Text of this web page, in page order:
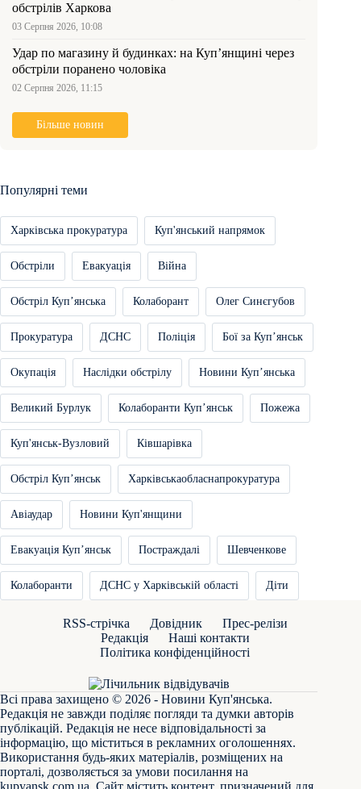
обстрілів Харкова
03 Серпня 2026, 10:08
Удар по магазину й будинках: на Куп’янщині через
обстріли поранено чоловіка
02 Серпня 2026, 11:15
Більше новин
Популярні теми
Харківська прокуратура Куп'янський напрямок
Обстріли Евакуація Війна
Обстріл Купʼянська Колаборант Олег Синєгубов
Прокуратура ДСНС Поліція Бої за Купʼянськ
Окупація Наслідки обстрілу Новини Купʼянська
Великий Бурлук Колаборанти Купʼянськ Пожежа
Куп'янськ-Вузловий Ківшарівка
Обстріл Купʼянськ Харківськаобласнапрокуратура
Авіаудар Новини Куп'янщини
Евакуація Купʼянськ Постраждалі Шевченкове
Колаборанти ДСНС у Харківській області Діти
RSS-стрічка Довідник
Прес-релізи
Редакція
Наші контакти
Політика конфіденційності
Всі права захищено © 2026 - Новини Куп'янська.
Редакція не завжди поділяє погляди та думки авторів
публікацій. Редакція не несе відповідальності за
інформацію, що міститься в рекламних оголошеннях.
Використання будь-яких матеріалів, розміщених на
порталі, дозволяється за умови посилання на
kupyansk.com.ua . Сайт містить контент, призначений для